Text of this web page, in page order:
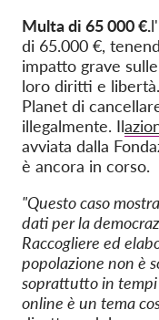
Multa di 65 000 €.
di 65.000 €,
impatto grave
loro diritti e
Planet di
illegalmente. Il
avviata dalla
è ancora in corso.
"Questo caso
dati per la
Raccogliere ed
popolazione non è
soprattutto in
online è un tema